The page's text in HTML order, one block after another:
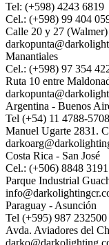
Tel: (+598) 4243 6819
Cel.: (+598) 99 404
Calle 20 y 27
Manantiales
Cel.: (+598) 97 354
Ruta 10 entre
Argentina - Buenos
Tel (+54) 11 4788-
Manuel Ugarte 2831.
Costa Rica - San José
Cel.: (+506) 8848 3191
Parque Industrial
Paraguay - Asunción
Tel (+595) 987 232500
Avda. Aviadores del